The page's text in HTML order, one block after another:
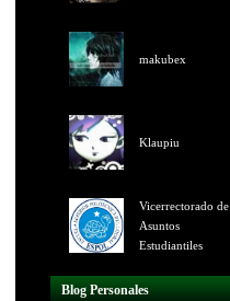
makubex
Klaupiu
Vicerrectorado de
Asuntos
Estudiantiles
Blog Personales